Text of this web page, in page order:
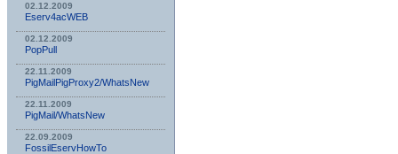
02.12.2009
Eserv4acWEB
02.12.2009
PopPull
22.11.2009
PigMailPigProxy2/WhatsNew
22.11.2009
PigMail/WhatsNew
22.09.2009
FossilEservHowTo